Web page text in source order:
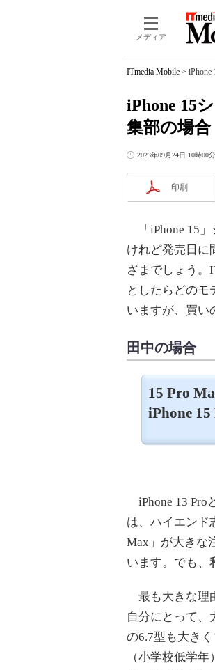
メディア
ITmedia Mobile >
iPhone 15
集部の場合
2023年09月24日 10時00
印刷
「iPhone 15」
けれど発売日に
ざまでしょう。
としたらどの
いますが、買い
田中の場合
15 Pro
iPhone
iPhone 13 Pro
は、ハイエンド
Max」が大きな
います。でも、
最も大きな理
自分にとって、
の6.7型も大き
（小学校低学